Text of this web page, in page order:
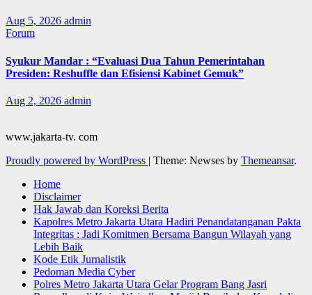
Aug 5, 2026 admin
Forum
Syukur Mandar : “Evaluasi Dua Tahun Pemerintahan
Presiden: Reshuffle dan Efisiensi Kabinet Gemuk”
Aug 2, 2026 admin
www.jakarta-tv. com
Proudly powered by WordPress | Theme: Newses by Themeansar.
Home
Disclaimer
Hak Jawab dan Koreksi Berita
Kapolres Metro Jakarta Utara Hadiri Penandatanganan Pakta
Integritas : Jadi Komitmen Bersama Bangun Wilayah yang
Lebih Baik
Kode Etik Jurnalistik
Pedoman Media Cyber
Polres Metro Jakarta Utara Gelar Program Bang Jasri